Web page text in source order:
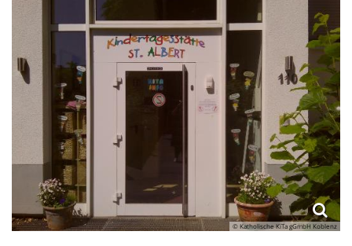
© Katholische KiTa gGmbH Koblenz